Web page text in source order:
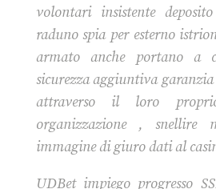
volontari insistente
raduno spia per esterno
armato anche portano a
sicurezza aggiuntiva
attraverso il loro
organizzazione , snellire
immagine di giuro dati al
UDBet impiego progresso